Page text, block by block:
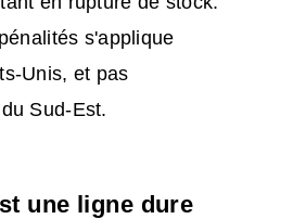
s'applique
Unis, et pas
Sud-Est.
une ligne dure